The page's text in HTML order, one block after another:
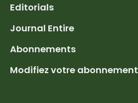
Editorials
Journal Entire
Abonnements
Modifiez votre abonnement